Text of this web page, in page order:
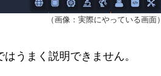
（画像：実際にやっている画面）
うまく説明できません。